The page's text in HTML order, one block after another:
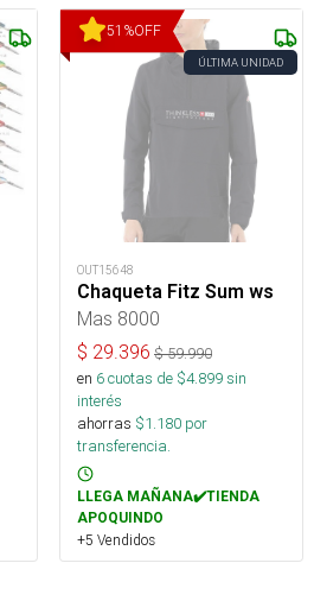
51 %OFF
ÚLTIMA UNIDAD
OUT15648
Chaqueta Fitz Sum ws
Mas 8000
$ 29.396 $59.990
en 6cuotas de $4.899sin
interés
ahorras $1.180 por
transferencia.
LLEGA MAÑANA✔️TIENDA
APOQUINDO
+5 Vendidos